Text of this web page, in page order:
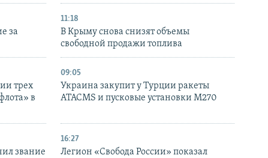
за
11:18
В Крыму снова снизят объемы
свободной продажи топлива
трех
в
09:05
Украина закупит у Турции ракеты
ATACMS и пусковые установки M270
звание
16:27
Легион «Свобода России» показал